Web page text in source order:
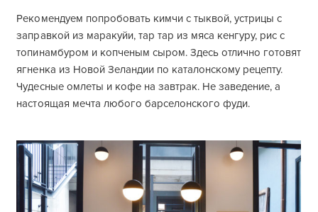
Рекомендуем попробовать кимчи с тыквой, устрицы с
заправкой из маракуйи, тар тар из мяса кенгуру, рис с
топинамбуром и копченым сыром. Здесь отлично готовят
ягненка из Новой Зеландии по каталонскому рецепту.
Чудесные омлеты и кофе на завтрак. Не заведение, а
настоящая мечта любого барселонского фуди.